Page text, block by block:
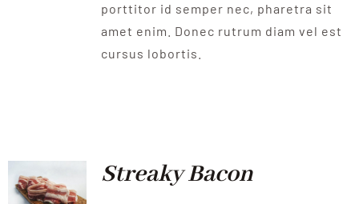
porttitor id semper nec, pharetra sit
amet enim. Donec rutrum diam vel est
cursus lobortis.
Streaky Bacon